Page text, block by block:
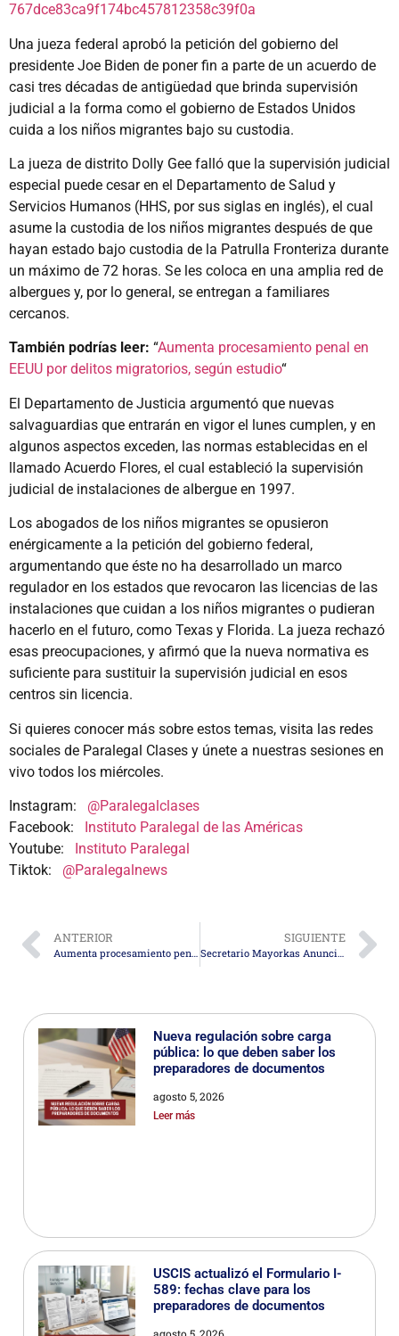
767dce83ca9f174bc457812358c39f0a
Una jueza federal aprobó la petición del gobierno del
presidente Joe Biden de poner fin a parte de un acuerdo de
casi tres décadas de antigüedad que brinda supervisión
judicial a la forma como el gobierno de Estados Unidos
cuida a los niños migrantes bajo su custodia.
La jueza de distrito Dolly Gee falló que la supervisión judicial
especial puede cesar en el Departamento de Salud y
Servicios Humanos (HHS, por sus siglas en inglés), el cual
asume la custodia de los niños migrantes después de que
hayan estado bajo custodia de la Patrulla Fronteriza durante
un máximo de 72 horas. Se les coloca en una amplia red de
albergues y, por lo general, se entregan a familiares
cercanos.
También podrías leer: “Aumenta procesamiento penal en
EEUU por delitos migratorios, según estudio“
El Departamento de Justicia argumentó que nuevas
salvaguardias que entrarán en vigor el lunes cumplen, y en
algunos aspectos exceden, las normas establecidas en el
llamado Acuerdo Flores, el cual estableció la supervisión
judicial de instalaciones de albergue en 1997.
Los abogados de los niños migrantes se opusieron
enérgicamente a la petición del gobierno federal,
argumentando que éste no ha desarrollado un marco
regulador en los estados que revocaron las licencias de las
instalaciones que cuidan a los niños migrantes o pudieran
hacerlo en el futuro, como Texas y Florida. La jueza rechazó
esas preocupaciones, y afirmó que la nueva normativa es
suficiente para sustituir la supervisión judicial en esos
centros sin licencia.
Si quieres conocer más sobre estos temas, visita las redes
sociales de Paralegal Clases y únete a nuestras sesiones en
vivo todos los miércoles.
Instagram: @Paralegalclases
Facebook: Instituto Paralegal de las Américas
Youtube: Instituto Paralegal
Tiktok: @Paralegalnews
ANTERIOR
Aumenta procesamiento penal en EEUU por delitos migratorios, según estudio
SIGUIENTE
Secretario Mayorkas Anuncia Extensión y Redesignación de Somalia al Estatus de Protección Temporal
Nueva regulación sobre carga
pública: lo que deben saber los
preparadores de documentos
agosto 5, 2026
Leer más
USCIS actualizó el Formulario I-
589: fechas clave para los
preparadores de documentos
agosto 5, 2026